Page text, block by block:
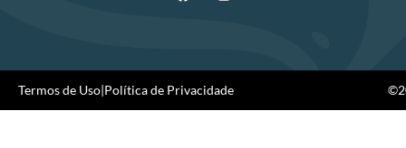
Termos de Uso|Política de Privacidade